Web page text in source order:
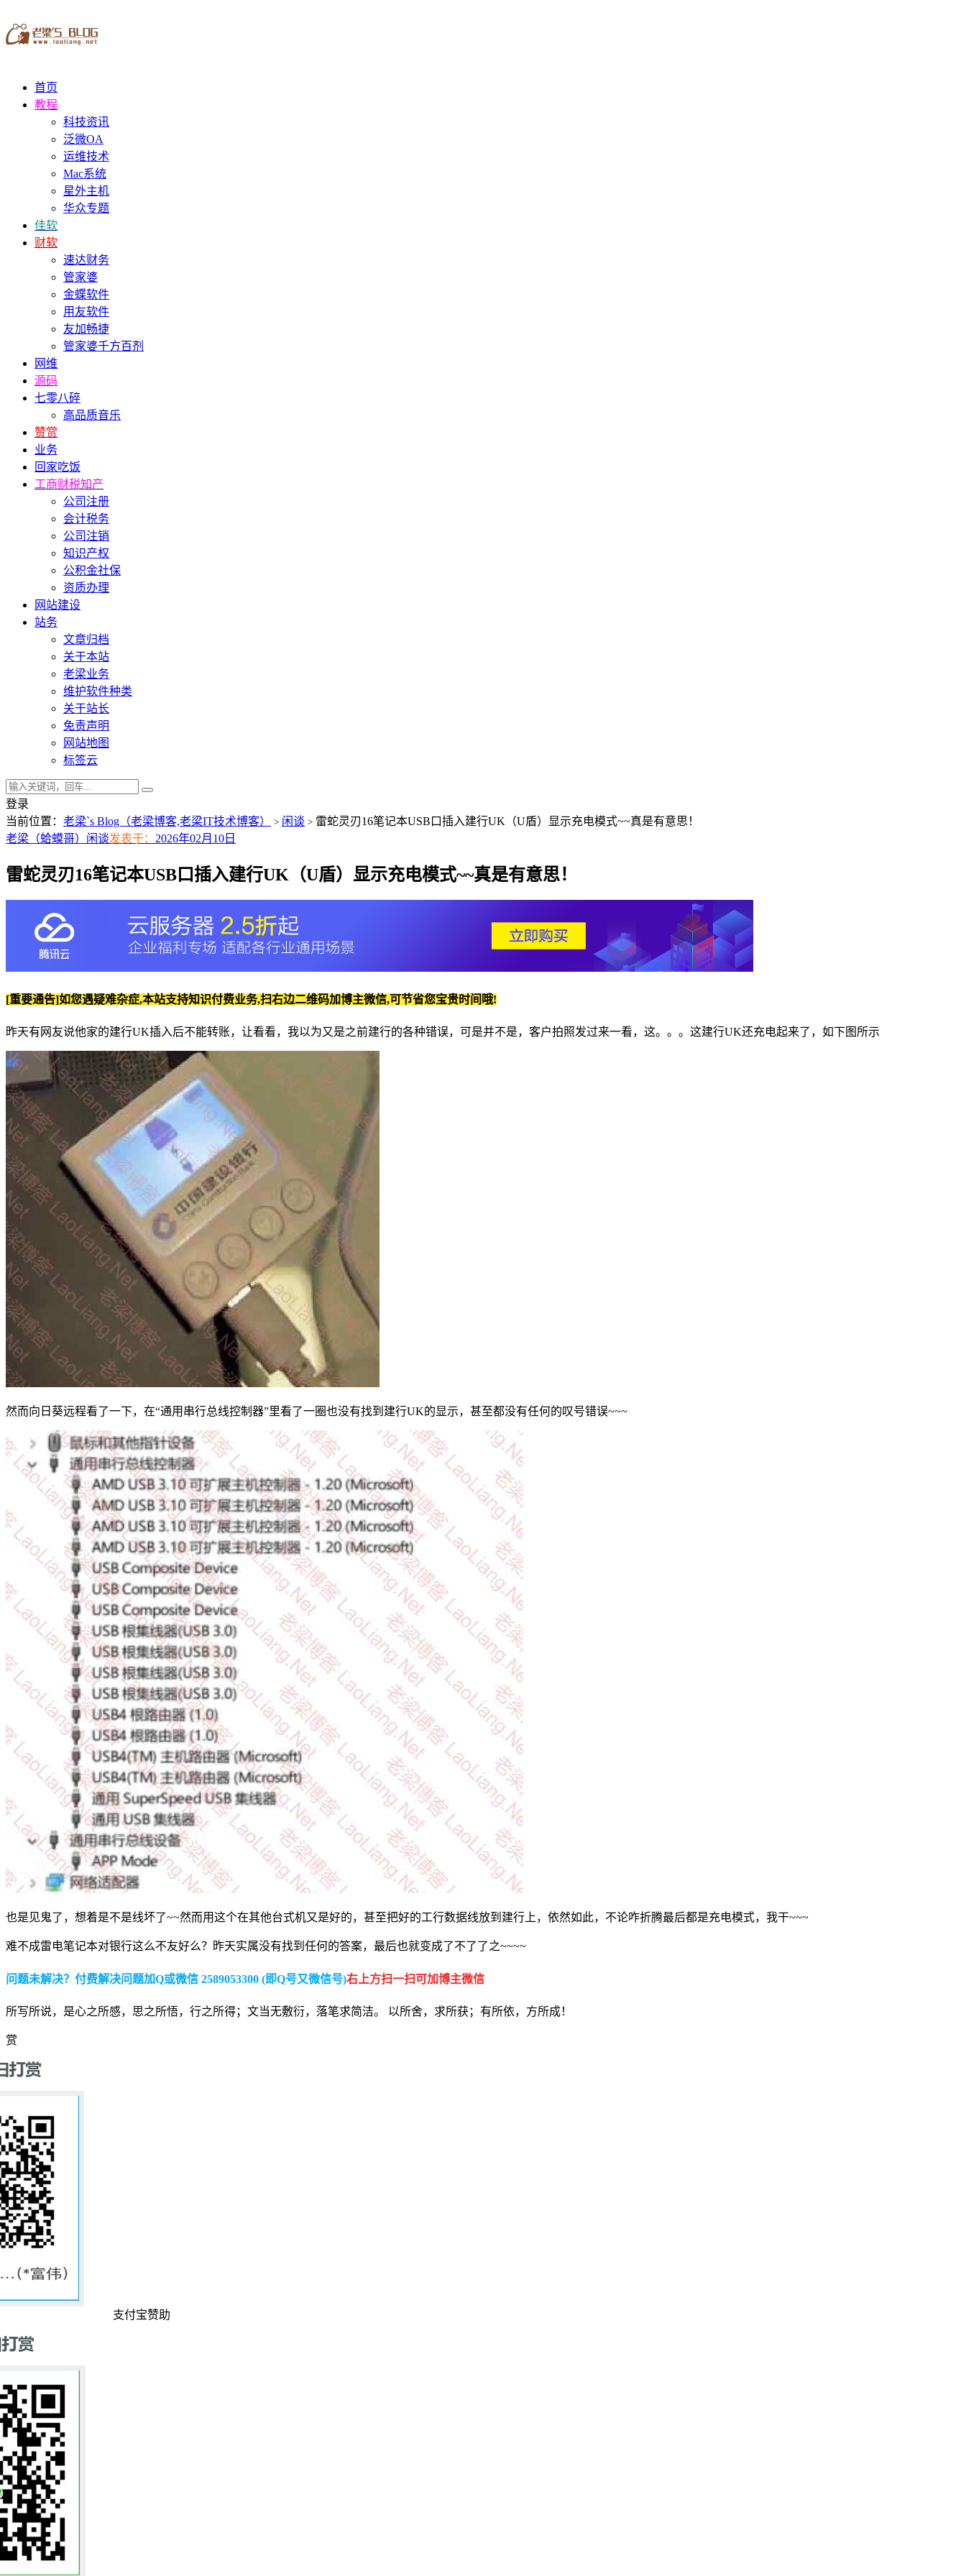
首页
教程
科技资讯
泛微OA
运维技术
Mac系统
星外主机
华众专题
佳软
财软
速达财务
管家婆
金蝶软件
用友软件
友加畅捷
管家婆千方百剂
网维
源码
七零八碎
高品质音乐
赞赏
业务
回家吃饭
工商财税知产
公司注册
会计税务
公司注销
知识产权
公积金社保
资质办理
网站建设
站务
文章归档
关于本站
老梁业务
维护软件种类
关于站长
免责声明
网站地图
标签云
登录
当前位置： 老梁`s Blog（老梁博客,老梁IT技术博客） > 闲谈 > 雷蛇灵刃16笔记本USB口插入建行UK（U盾）显示充电模式~~真是有意思！
老梁（蛤蟆哥） 闲谈发表于： 2026年02月10日
雷蛇灵刃16笔记本USB口插入建行UK（U盾）显示充电模式~~真是有意思！
[重要通告]如您遇疑难杂症,本站支持知识付费业务,扫右边二维码加博主微信,可节省您宝贵时间哦!
昨天有网友说他家的建行UK插入后不能转账，让看看，我以为又是之前建行的各种错误，可是并不是，客户拍照发过来一看，这。。。这建行UK还充电起来了，如下图所示
然而向日葵远程看了一下，在“通用串行总线控制器”里看了一圈也没有找到建行UK的显示，甚至都没有任何的叹号错误~~~
也是见鬼了，想着是不是线坏了~~然而用这个在其他台式机又是好的，甚至把好的工行数据线放到建行上，依然如此，不论咋折腾最后都是充电模式，我干~~~
难不成雷电笔记本对银行这么不友好么？昨天实属没有找到任何的答案，最后也就变成了不了了之~~~~
问题未解决？付费解决问题加Q或微信 2589053300 (即Q号又微信号)右上方扫一扫可加博主微信
所写所说，是心之所感，思之所悟，行之所得；文当无敷衍，落笔求简洁。 以所舍，求所获；有所依，方所成！
赏
支付宝赞助